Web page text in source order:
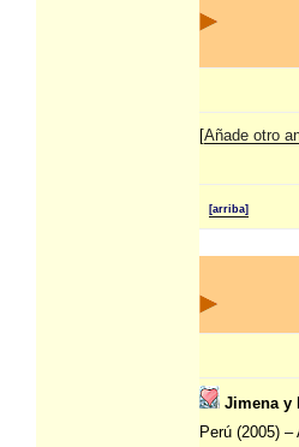
[Añade otro
[arriba]
Jimena y
Perú (2005)